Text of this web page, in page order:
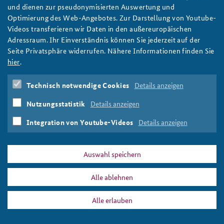
Anfahrt
Freundeskreis
Deutsches Forum Sicherheitspolitik
Arbeitskreis "Junge Sicherheitspolitiker"
Das Sicherheitspolitische Gespräch an der BAKS
Studierendenkonferenz Sicherheitspolitik gestalten
Newsletter-Archiv
Deterrence in Seoul
Given the changes in US policy, both East Asia and Europe face
a common question: How credible is America's nuclear security
assurance? Against this background the Korean Research
Institute for Security Affairs, the Konrad Adenauer Foundation,
and the Federal Academy for Security Policy invited nuclear
policy experts for a discussion in Seoul.
Nuclear Deterrence
,Europe,East Asia
Adenauer Foundation
PRESSE DATENSCHUTZ IMPRESSUM FAQ
Drucken
und dienen zur pseudonymisierten Auswertung und
Optimierung des Web-Angebotes. Zur Darstellung von Youtube-
Videos transferieren wir Daten in den außereuropäischen
Adressraum. Ihr Einverständnis können Sie jederzeit auf der
Seite Privatsphäre widerrufen. Nähere Informationen finden Sie
hier.
Technisch notwendige Cookies Details anzeigen
Nutzungsstatistik Details anzeigen
Integration von Youtube-Videos Details anzeigen
Auswahl speichern
Alle ablehnen
Alle erlauben